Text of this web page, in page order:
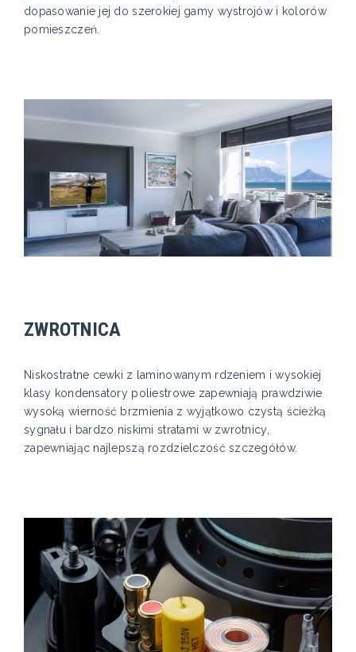
dopasowanie jej do szerokiej gamy wystrojów i kolorów
pomieszczeń.
ZWROTNICA
Niskostratne cewki z laminowanym rdzeniem i wysokiej
klasy kondensatory poliestrowe zapewniają prawdziwie
wysoką wierność brzmienia z wyjątkowo czystą ścieżką
sygnału i bardzo niskimi stratami w zwrotnicy,
zapewniając najlepszą rozdzielczość szczegółów.